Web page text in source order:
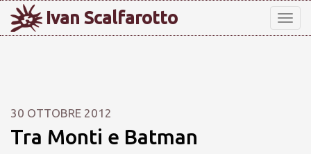
Ivan Scalfarotto
30 OTTOBRE 2012
Tra Monti e Batman